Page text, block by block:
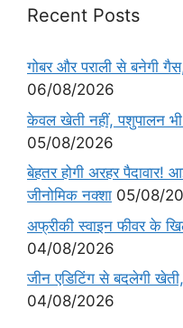
Recent Posts
गोबर और पराली से बनेगी
06/08/2026
केवल खेती नहीं, पशुपालन भी
05/08/2026
बेहतर होगी अरहर पैदावार!
जीनोमिक नक्शा 05/08/
अफ्रीकी स्वाइन फीवर के
04/08/2026
जीन एडिटिंग से बदलेगी
04/08/2026